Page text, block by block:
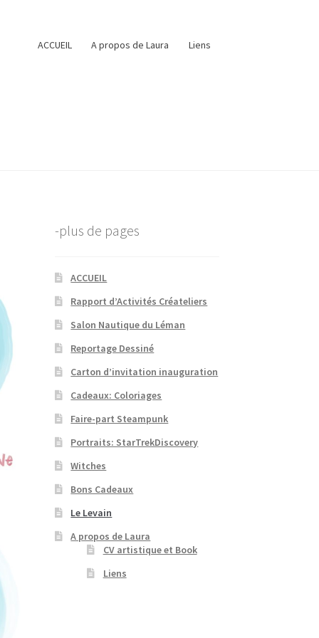
ACCUEIL A propos de Laura Liens
Tarifs et détails
-plus de pages
ACCUEIL
Rapport d’Activités Créateliers
Salon Nautique du Léman
Reportage Dessiné
Carton d’invitation inauguration
Cadeaux: Coloriages
Faire-part Steampunk
Portraits: StarTrekDiscovery
Witches
Bons Cadeaux
Le Levain
A propos de Laura
CV artistique et Book
Liens